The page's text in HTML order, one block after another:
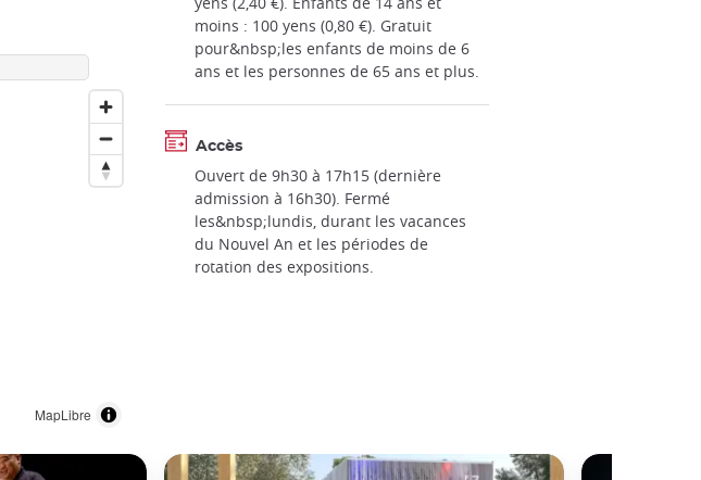
MapLibre
moins : 100 yens (0,80 €). Gratuit
pour&nbsp;les enfants de moins de 6
ans et les personnes de 65 ans et plus.
Accès
Ouvert de 9h30 à 17h15 (dernière
admission à 16h30). Fermé
les&nbsp;lundis, durant les vacances
du Nouvel An et les périodes de
rotation des expositions.